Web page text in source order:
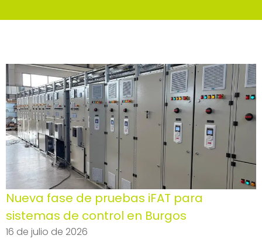
Nueva fase de pruebas iFAT para
sistemas de control en Burgos
16 de julio de 2026